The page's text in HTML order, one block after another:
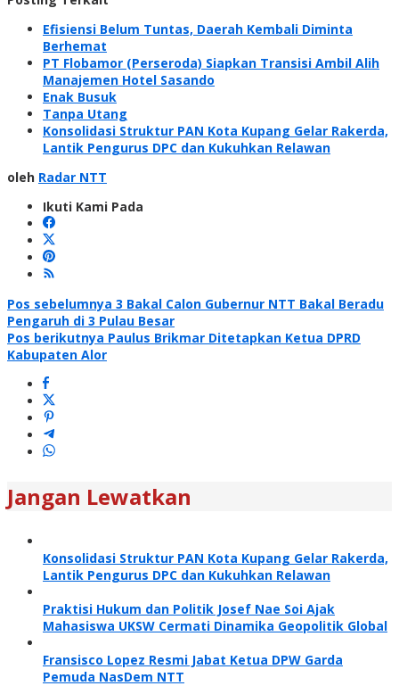
Efisiensi Belum Tuntas, Daerah Kembali Diminta
Berhemat
PT Flobamor (Perseroda) Siapkan Transisi Ambil Alih
Manajemen Hotel Sasando
Enak Busuk
Tanpa Utang
Konsolidasi Struktur PAN Kota Kupang Gelar Rakerda,
Lantik Pengurus DPC dan Kukuhkan Relawan
oleh Radar NTT
Ikuti Kami Pada
Navigasi
pos
Pos sebelumnya 3 Bakal Calon Gubernur NTT Bakal Beradu
Pengaruh di 3 Pulau Besar
Pos berikutnya Paulus Brikmar Ditetapkan Ketua DPRD
Kabupaten Alor
Jangan Lewatkan
Konsolidasi Struktur PAN Kota Kupang Gelar Rakerda,
Lantik Pengurus DPC dan Kukuhkan Relawan
Praktisi Hukum dan Politik Josef Nae Soi Ajak
Mahasiswa UKSW Cermati Dinamika Geopolitik Global
Fransisco Lopez Resmi Jabat Ketua DPW Garda
Pemuda NasDem NTT